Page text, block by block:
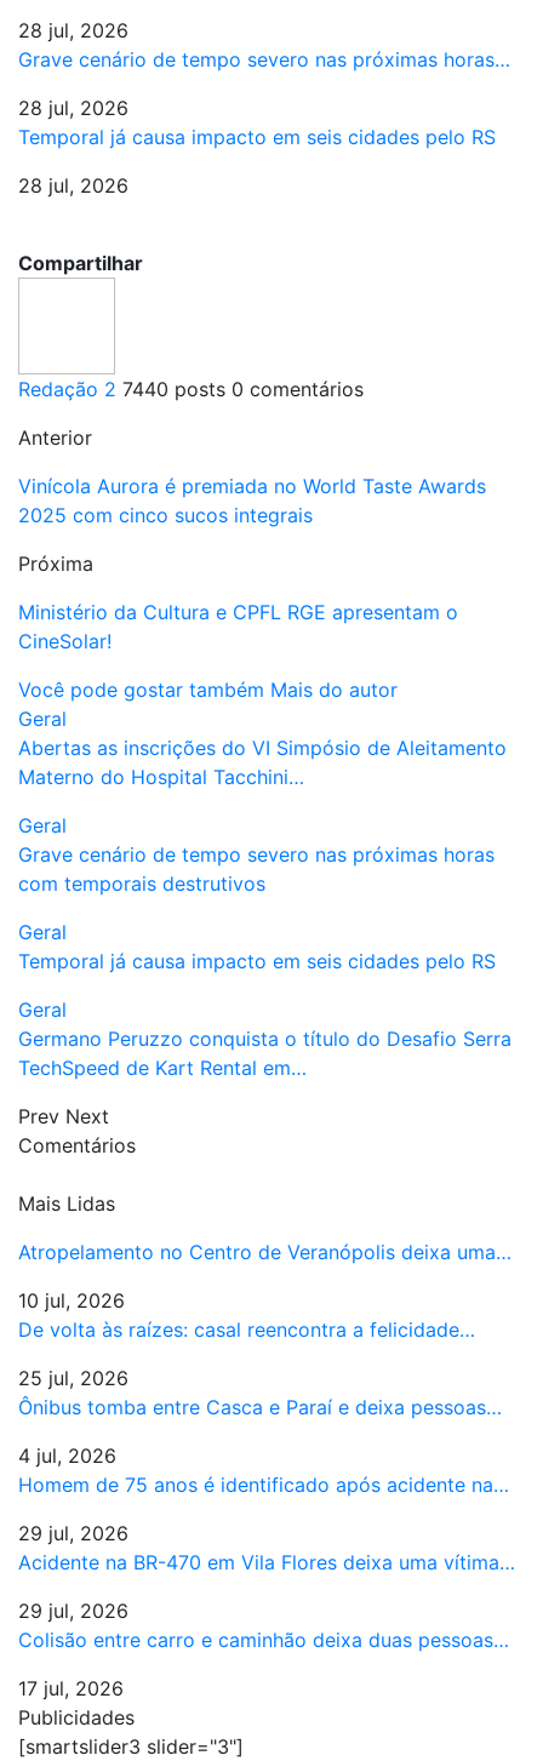
28 jul, 2026
Grave cenário de tempo severo nas próximas horas…
28 jul, 2026
Temporal já causa impacto em seis cidades pelo RS
28 jul, 2026
Compartilhar
Redação 2 7440 posts 0 comentários
Anterior
Vinícola Aurora é premiada no World Taste Awards
2025 com cinco sucos integrais
Próxima
Ministério da Cultura e CPFL RGE apresentam o
CineSolar!
Você pode gostar também Mais do autor
Geral
Abertas as inscrições do VI Simpósio de Aleitamento
Materno do Hospital Tacchini…
Geral
Grave cenário de tempo severo nas próximas horas
com temporais destrutivos
Geral
Temporal já causa impacto em seis cidades pelo RS
Geral
Germano Peruzzo conquista o título do Desafio Serra
TechSpeed de Kart Rental em…
Prev Next
Comentários
Mais Lidas
Atropelamento no Centro de Veranópolis deixa uma…
10 jul, 2026
De volta às raízes: casal reencontra a felicidade…
25 jul, 2026
Ônibus tomba entre Casca e Paraí e deixa pessoas…
4 jul, 2026
Homem de 75 anos é identificado após acidente na…
29 jul, 2026
Acidente na BR-470 em Vila Flores deixa uma vítima…
29 jul, 2026
Colisão entre carro e caminhão deixa duas pessoas…
17 jul, 2026
Publicidades
[smartslider3 slider="3"]